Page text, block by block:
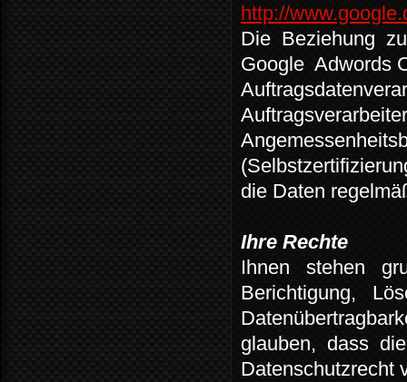
http://
Die Beziehung
Google Adwords
Auftragsverarbeiter
die Daten
Ihre Rechte
Ihnen
stehen
Berichtigung,
glauben, dass die
Datenschutzrecht